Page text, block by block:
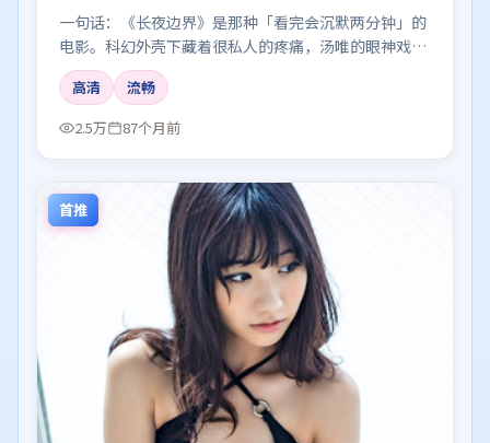
一句话：《长夜边界》是那种「看完会沉默两分钟」的
电影。科幻外壳下藏着很私人的疼痛，汤唯的眼神戏尤
其要命。
高清
流畅
2.5万
87个月前
首推